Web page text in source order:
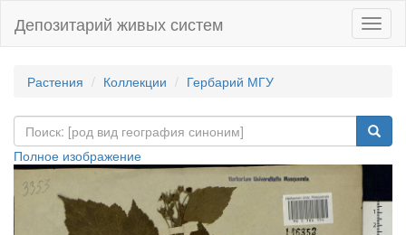
Депозитарий живых систем
Растения Коллекции Гербарий МГУ
Полное изображение